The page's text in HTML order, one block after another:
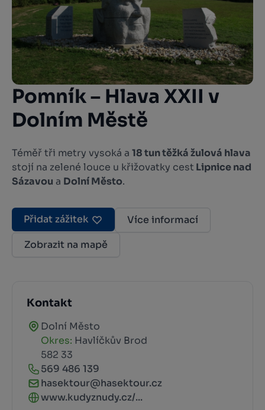
Pomník – Hlava XXII v
Dolním Městě
Téměř tři metry vysoká a 18 tun těžká žulová hlava
stojí na zelené louce u křižovatky cest Lipnice nad
Sázavou a Dolní Město.
Přidat zážitek
Více informací
Zobrazit na mapě
Kontakt
Dolní Město
Okres: Havlíčkův Brod
582 33
569 486 139
hasektour@hasektour.cz
www.kudyznudy.cz/...